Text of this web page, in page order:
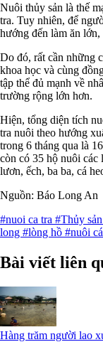
Nuôi thủy sản là thế
tra. Tuy nhiên, để
hướng đến làm ăn lớn,
Do đó, rất cần những
khoa học và cùng
tập thể đủ mạnh về
trường rộng lớn hơn.
Hiện, tổng diện tích
tra nuôi theo hướng
trong 6 tháng qua là
còn có 35 hộ nuôi các
lươn, ếch, ba ba, cá
Nguồn: Báo Long An
#nuoi ca tra #Thủy sản
long #lòng hồ #nuôi cá
Bài viết liên
Hàng trăm người lao